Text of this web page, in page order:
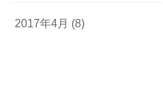
2017年4月 (8)